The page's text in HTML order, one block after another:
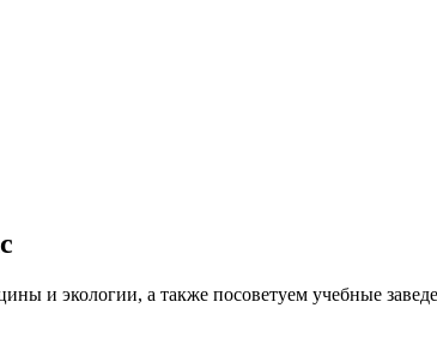
и экологии, а также посоветуем учебные